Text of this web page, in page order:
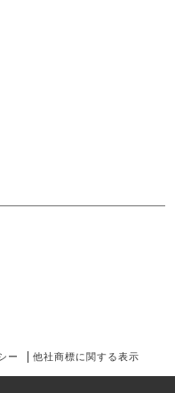
ー 他社商標に関する表示